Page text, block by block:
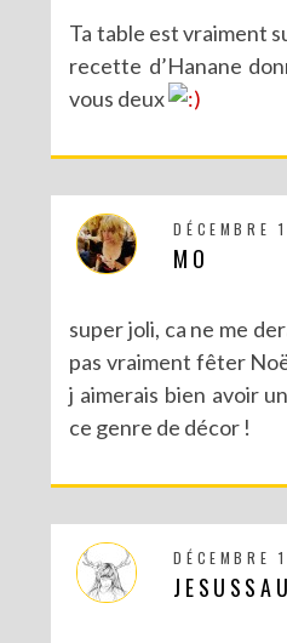
Ta table est vraiment
recette d’Hanane
vous deux
DÉCEMBRE
MO
super joli, ca ne me
pas vraiment fêter
j aimerais bien avoir
ce genre de décor !
DÉCEMBRE